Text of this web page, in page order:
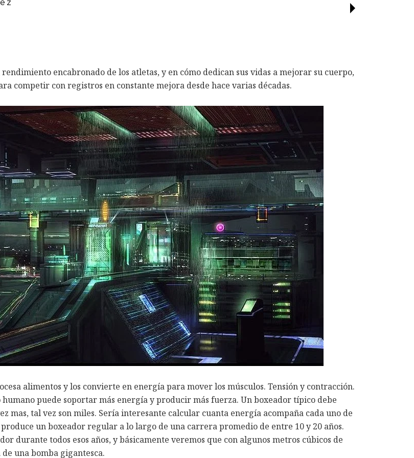
encabronado de los atletas, y en cómo dedican sus vidas a mejorar su cuerpo,
competir con registros en constante mejora desde hace varias décadas.
alimentos y los convierte en energía para mover los músculos. Tensión y contracción.
puede soportar más energía y producir más fuerza. Un boxeador típico debe
mas, tal vez son miles. Sería interesante calcular cuanta energía acompaña cada uno de
un boxeador regular a lo largo de una carrera promedio de entre 10 y 20 años.
durante todos esos años, y básicamente veremos que con algunos metros cúbicos de
una bomba gigantesca.